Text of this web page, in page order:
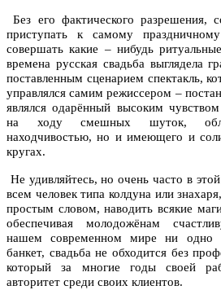
Без его фактического разрешения,
приступать к самому
совершать какие – нибудь
времена русская свадьба выглядела
поставленным сценарием спектакль,
управлялся самим режиссером –
являлся одарённый высоким
на ходу смешных шуток,
находчивостью, но и имеющего и
кругах.
Не удивляйтесь, но очень часто в
всем человек типа колдуна или
простым словом, наводить всякие
обеспечивая молодожёнам
нашем современном мире ни одно
банкет, свадьба не обходится без
который за многие годы своей
авторитет среди своих клиентов.